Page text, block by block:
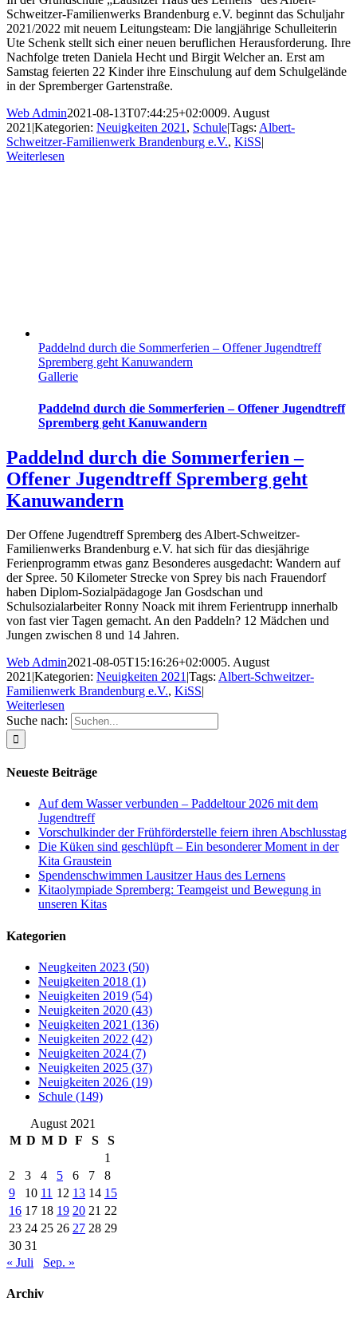
Schweitzer-Familienwerks Brandenburg e.V. beginnt das Schuljahr
2021/2022 mit neuem Leitungsteam: Die langjährige Schulleiterin
Ute Schenk stellt sich einer neuen beruflichen Herausforderung. Ihre
Nachfolge treten Daniela Hecht und Birgit Welcher an. Erst am
Samstag feierten 22 Kinder ihre Einschulung auf dem Schulgelände
in der Spremberger Gartenstraße.
Web Admin2021-08-13T07:44:25+02:0009. August
2021 |Kategorien: Neuigkeiten 2021 , Schule|Tags: Albert-
Schweitzer-Familienwerk Brandenburg e.V., KiSS|
Weiterlesen
Paddelnd durch die Sommerferien – Offener Jugendtreff
Spremberg geht Kanuwandern
Gallerie
Paddelnd durch die Sommerferien – Offener Jugendtreff
Spremberg geht Kanuwandern
Paddelnd durch die Sommerferien –
Offener Jugendtreff Spremberg geht
Kanuwandern
Der Offene Jugendtreff Spremberg des Albert-Schweitzer-
Familienwerks Brandenburg e.V. hat sich für das diesjährige
Ferienprogramm etwas ganz Besonderes ausgedacht: Wandern auf
der Spree. 50 Kilometer Strecke von Sprey bis nach Frauendorf
haben Diplom-Sozialpädagoge Jan Gosdschan und
Schulsozialarbeiter Ronny Noack mit ihrem Ferientrupp innerhalb
von fast vier Tagen gemacht. An den Paddeln? 12 Mädchen und
Jungen zwischen 8 und 14 Jahren.
Web Admin2021-08-05T15:16:26+02:0005. August
2021 |Kategorien: Neuigkeiten 2021 |Tags: Albert-Schweitzer-
Familienwerk Brandenburg e.V., KiSS|
Weiterlesen
Suche nach:
Neueste Beiträge
Auf dem Wasser verbunden – Paddeltour 2026 mit dem
Jugendtreff
Vorschulkinder der Frühförderstelle feiern ihren Abschlusstag
Die Küken sind geschlüpft – Ein besonderer Moment in der
Kita Graustein
Spendenschwimmen Lausitzer Haus des Lernens
Kitaolympiade Spremberg: Teamgeist und Bewegung in
unseren Kitas
Kategorien
Neugkeiten 2023 (50)
Neuigkeiten 2018 (1)
Neuigkeiten 2019 (54)
Neuigkeiten 2020 (43)
Neuigkeiten 2021 (136)
Neuigkeiten 2022 (42)
Neuigkeiten 2024 (7)
Neuigkeiten 2025 (37)
Neuigkeiten 2026 (19)
Schule (149)
August 2021
M D M D F S
S
1
2
3 4 5 6 7
8
9
10 11 12 13 14 15
16 17 18 19 20 21 22
23 24 25 26 27 28 29
30 31
« Juli
Sep. »
Archiv